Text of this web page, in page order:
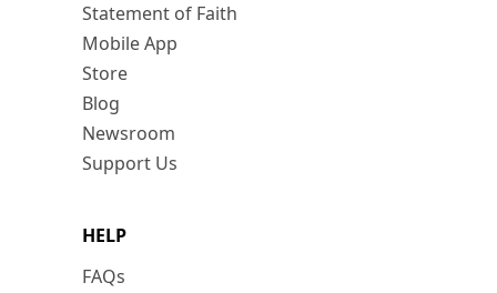
Statement of Faith
Mobile App
Store
Blog
Newsroom
Support Us
HELP
FAQs